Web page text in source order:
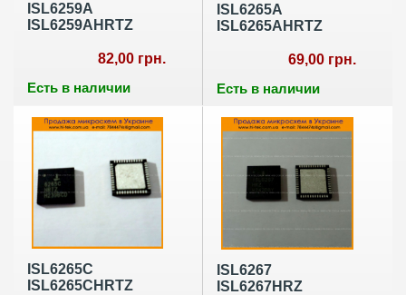
ISL6259A
ISL6259AHRTZ
82,00 грн.
Есть в наличии
ISL6265A
ISL6265AHRTZ
69,00 грн.
Есть в наличии
ISL6265C
ISL6265CHRTZ
ISL6267
ISL6267HRZ